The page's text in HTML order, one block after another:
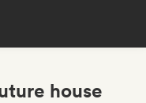
house